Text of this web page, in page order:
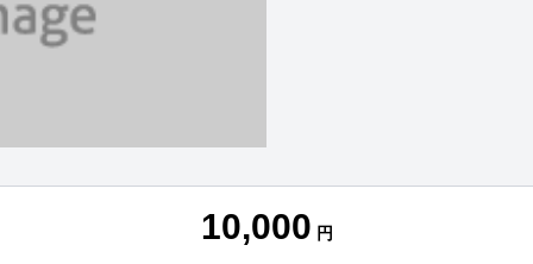
10,000 円